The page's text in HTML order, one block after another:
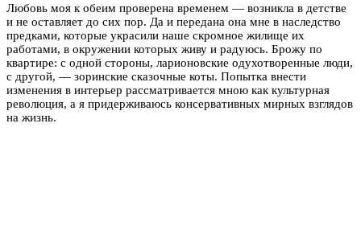
Любовь моя к обеим проверена временем — возникла в детстве
и не оставляет до сих пор. Да и передана она мне в наследство
предками, которые украсили наше скромное жилище их
работами, в окружении которых живу и радуюсь. Брожу по
квартире: с одной стороны, ларионовские одухотворенные люди,
с другой, — зоринские сказочные коты. Попытка внести
изменения в интерьер рассматривается мною как культурная
революция, а я придерживаюсь консервативных мирных взглядов
на жизнь.